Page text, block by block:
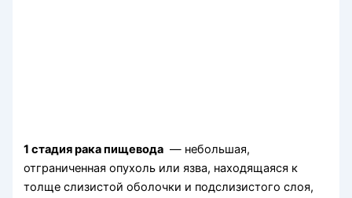
1 стадия рака пищевода — небольшая,
отграниченная опухоль или язва, находящаяся к
толще слизистой оболочки и подслизистого слоя,